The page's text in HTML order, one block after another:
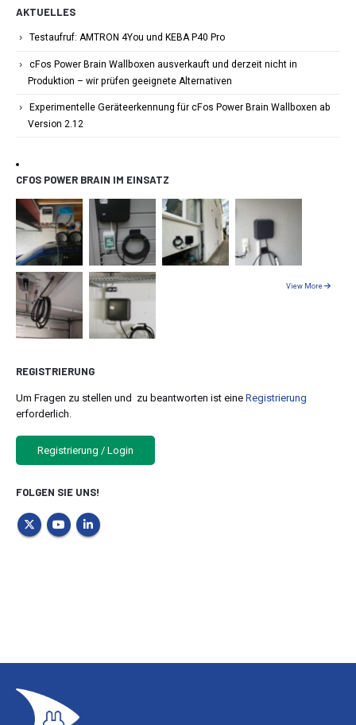
AKTUELLES
Testaufruf: AMTRON 4You und KEBA P40 Pro
cFos Power Brain Wallboxen ausverkauft und derzeit nicht in
Produktion – wir prüfen geeignete Alternativen
Experimentelle Geräteerkennung für cFos Power Brain Wallboxen ab
Version 2.12
CFOS POWER BRAIN IM EINSATZ
View More
REGISTRIERUNG
Um Fragen zu stellen und zu beantworten ist eine Registrierung
erforderlich.
Registrierung / Login
FOLGEN SIE UNS!